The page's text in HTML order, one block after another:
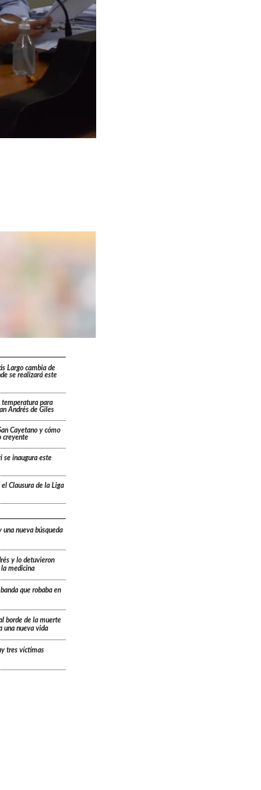
Largo cambia de
se realizará este
temperatura para
Andrés de Giles
Cayetano y cómo
creyente
se inaugura este
Clausura de la Liga
una nueva búsqueda
y lo detuvieron
medicina
que robaba en
borde de la muerte
una nueva vida
tres víctimas